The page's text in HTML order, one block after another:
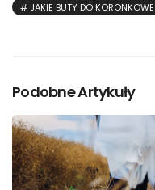
JAKIE BUTY DO
Podobne Artykuły